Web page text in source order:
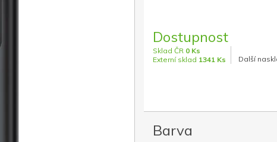
Dostupnost
Sklad ČR 0 Ks
Externí sklad 1341 Ks Další
Barva